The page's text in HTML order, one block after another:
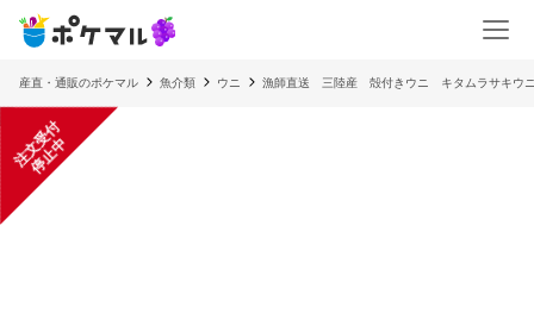
産直・通販のポケマル 魚介類 ウニ 漁師直送 三陸産 殻付きウニ キタムラサキ
注
文
受
付
停
止
中